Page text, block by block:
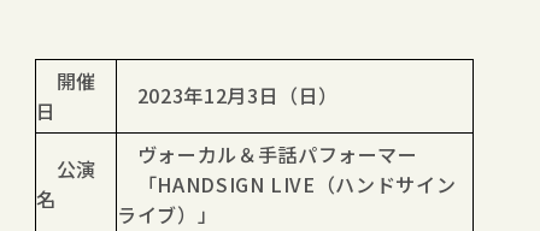
開催
日
2023年12月3日（日）
公演
名
ヴォーカル＆手話パフォーマー
「HANDSIGN LIVE（ハンドサイン
ライブ）」